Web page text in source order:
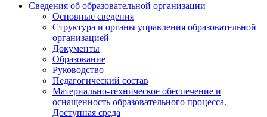
Сведения об образовательной организации
Основные сведения
Структура и органы управления образовательной
организацией
Документы
Образование
Руководство
Педагогический состав
Материально-техническое обеспечение и
оснащенность образовательного процесса.
Доступная среда